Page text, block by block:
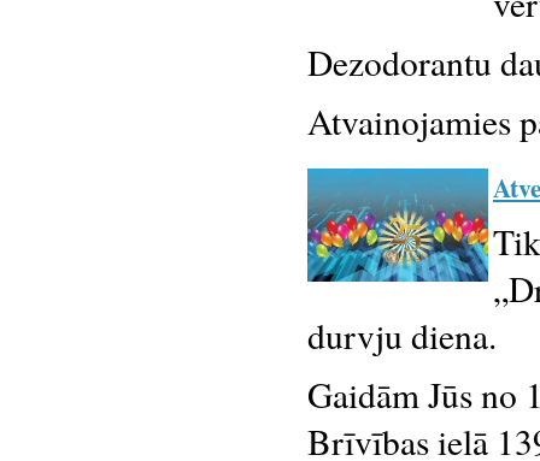
Dezodorantu
Atvainojamies
durvju diena.
Gaidām Jūs no
Brīvības ielā